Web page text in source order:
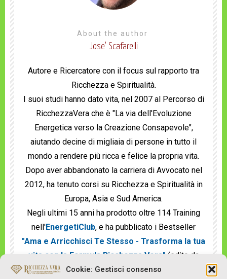
Cookie: Gestisci consenso
About the author
Jose' Scafarelli
Autore e Ricercatore con il focus sul rapporto tra
Ricchezza e Spiritualità.
I suoi studi hanno dato vita, nel 2007 al Percorso di
RicchezzaVera che è "La via dell'Evoluzione
Energetica verso la Creazione Consapevole",
aiutando decine di migliaia di persone in tutto il
mondo a rendere più ricca e felice la propria vita.
Dopo aver abbandonato la carriera di Avvocato nel
2012, ha tenuto corsi su Ricchezza e Spiritualità in
Europa, Asia e Sud America.
Negli ultimi 15 anni ha prodotto oltre 114 Training
nell'EnergetiClub, e ha pubblicato i Bestseller
"Ama e Arricchisci Te Stesso - Trasforma la tua
vita con la Formula Ricchezza Vera" (edito da
Uno Editori) e"Manifesting Freedom - Come